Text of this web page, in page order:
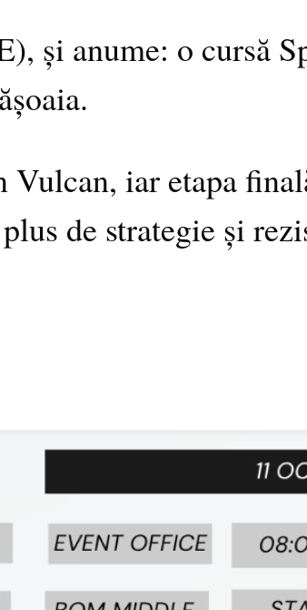
și anume: o cursă
iar etapa
de strategie și